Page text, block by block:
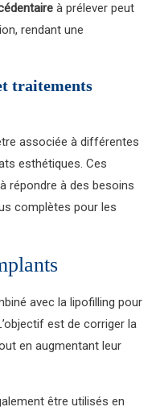
à prélever peut
rendant une
traitements
associée à différentes
esthétiques. Ces
répondre à des besoins
complètes pour les
avec la lipofilling pour
est de corriger la
en augmentant leur
être utilisés en